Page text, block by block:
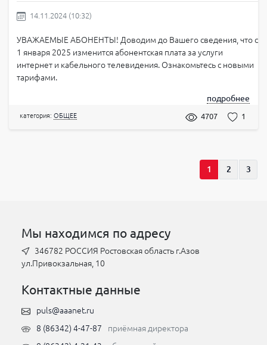
14.11.2024 (10:32)
УВАЖАЕМЫЕ АБОНЕНТЫ! Доводим до Вашего сведения, что с
1 января 2025 изменится абонентская плата за услуги
интернет и кабельного телевидения. Ознакомьтесь с новыми
тарифами.
подробнее
категория: ОБЩЕЕ 4707 1
1 2 3
Мы находимся по адресу
346782 РОССИЯ Ростовская область г.Азов
ул.Привокзальная, 10
Контактные данные
puls@aaanet.ru
8 (86342) 4-47-87
приёмная директора